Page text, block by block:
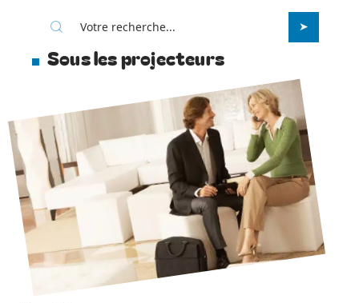
Sous les projecteurs